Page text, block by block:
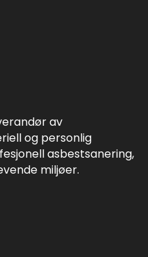
av
og personlig
asbestsanering,
miljøer.